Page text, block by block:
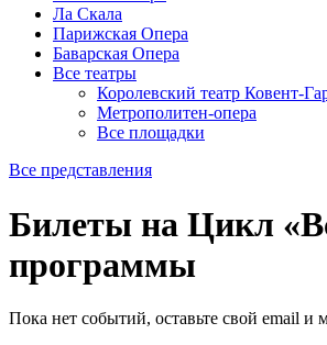
Ла Скала
Парижская Опера
Баварская Опера
Все театры
Королевский театр Ковент-
Метрополитен-опера
Все площадки
Все представления
Билеты на Цикл
программы
Пока нет событий, оставьте свой email